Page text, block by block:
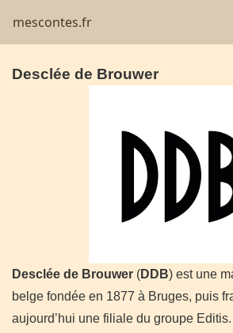
mescontes.fr
Desclée de Brouwer
Desclée de Brouwer (DDB) est une
belge fondée en 1877 à Bruges, puis
aujourd’hui une filiale du groupe Editis.